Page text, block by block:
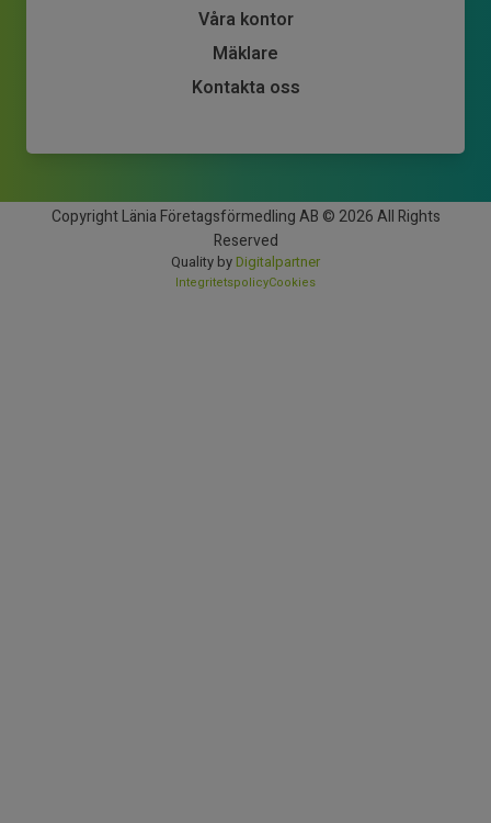
Våra kontor
Mäklare
Kontakta oss
Copyright Länia Företagsförmedling AB © 2026 All Rights
Reserved
Quality by Digitalpartner
IntegritetspolicyCookies